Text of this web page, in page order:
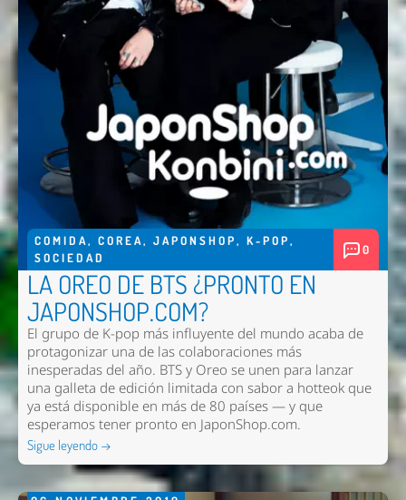
COMIDA, COREA, JAPONSHOP, K-POP,
SOCIEDAD
0
LA OREO DE BTS ¿PRONTO EN
JAPONSHOP.COM?
El grupo de K-pop más influyente del mundo acaba de
protagonizar una de las colaboraciones más
inesperadas del año. BTS y Oreo se unen para lanzar
una galleta de edición limitada con sabor a hotteok que
ya está disponible en más de 80 países — y que
esperamos tener pronto en JaponShop.com.
Sigue leyendo →